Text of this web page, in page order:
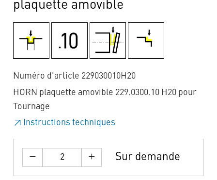
plaquette amovible
Numéro d'article 229030010H20
HORN plaquette amovible 229.0300.10 H20 pour
Tournage
Instructions techniques
Sur demande